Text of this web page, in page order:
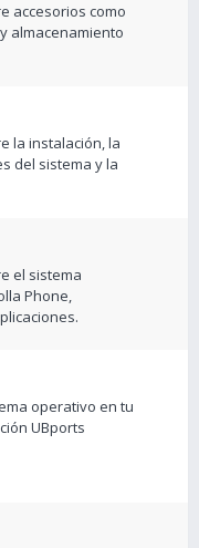
accesorios como
almacenamiento
la instalación, la
del sistema y la
el sistema
Phone,
operativo en tu
UBports